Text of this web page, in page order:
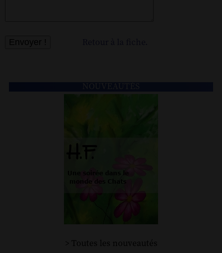
> Toutes les nouveautés